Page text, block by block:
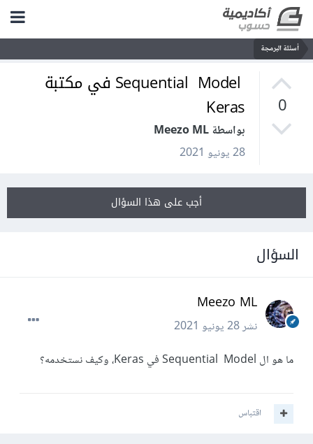
أسئلة البرمجة
0
Sequential Model في مكتبة
Keras
بواسطة Meezo ML
28 يونيو 2021
أجب على هذا السؤال
السؤال
Meezo ML
نشر28 يونيو 2021
ما هو ال Sequential Model في Keras، وكيف نستخدمه؟
اقتباس